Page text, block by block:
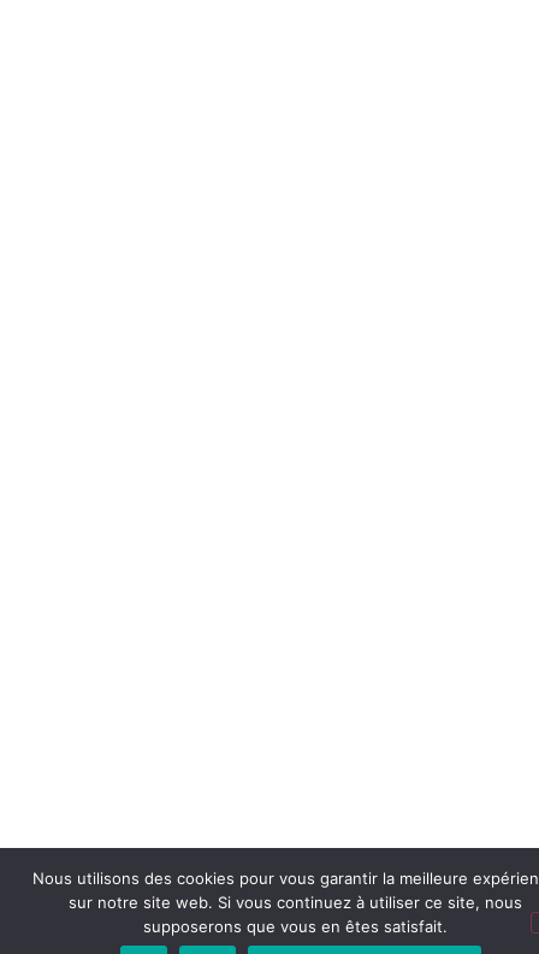
Nous utilisons des cookies pour vous garantir la meilleure
sur notre site web. Si vous continuez à utiliser ce site, nous
supposerons que vous en êtes satisfait.